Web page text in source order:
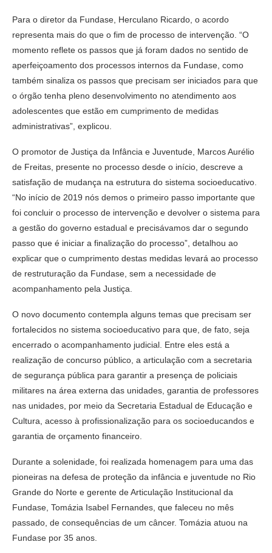
Para o diretor da Fundase, Herculano Ricardo, o acordo
representa mais do que o fim de processo de intervenção. “O
momento reflete os passos que já foram dados no sentido de
aperfeiçoamento dos processos internos da Fundase, como
também sinaliza os passos que precisam ser iniciados para que
o órgão tenha pleno desenvolvimento no atendimento aos
adolescentes que estão em cumprimento de medidas
administrativas”, explicou.
O promotor de Justiça da Infância e Juventude, Marcos Aurélio
de Freitas, presente no processo desde o início, descreve a
satisfação de mudança na estrutura do sistema socioeducativo.
“No início de 2019 nós demos o primeiro passo importante que
foi concluir o processo de intervenção e devolver o sistema para
a gestão do governo estadual e precisávamos dar o segundo
passo que é iniciar a finalização do processo”, detalhou ao
explicar que o cumprimento destas medidas levará ao processo
de restruturação da Fundase, sem a necessidade de
acompanhamento pela Justiça.
O novo documento contempla alguns temas que precisam ser
fortalecidos no sistema socioeducativo para que, de fato, seja
encerrado o acompanhamento judicial. Entre eles está a
realização de concurso público, a articulação com a secretaria
de segurança pública para garantir a presença de policiais
militares na área externa das unidades, garantia de professores
nas unidades, por meio da Secretaria Estadual de Educação e
Cultura, acesso à profissionalização para os socioeducandos e
garantia de orçamento financeiro.
Durante a solenidade, foi realizada homenagem para uma das
pioneiras na defesa de proteção da infância e juventude no Rio
Grande do Norte e gerente de Articulação Institucional da
Fundase, Tomázia Isabel Fernandes, que faleceu no mês
passado, de consequências de um câncer. Tomázia atuou na
Fundase por 35 anos.